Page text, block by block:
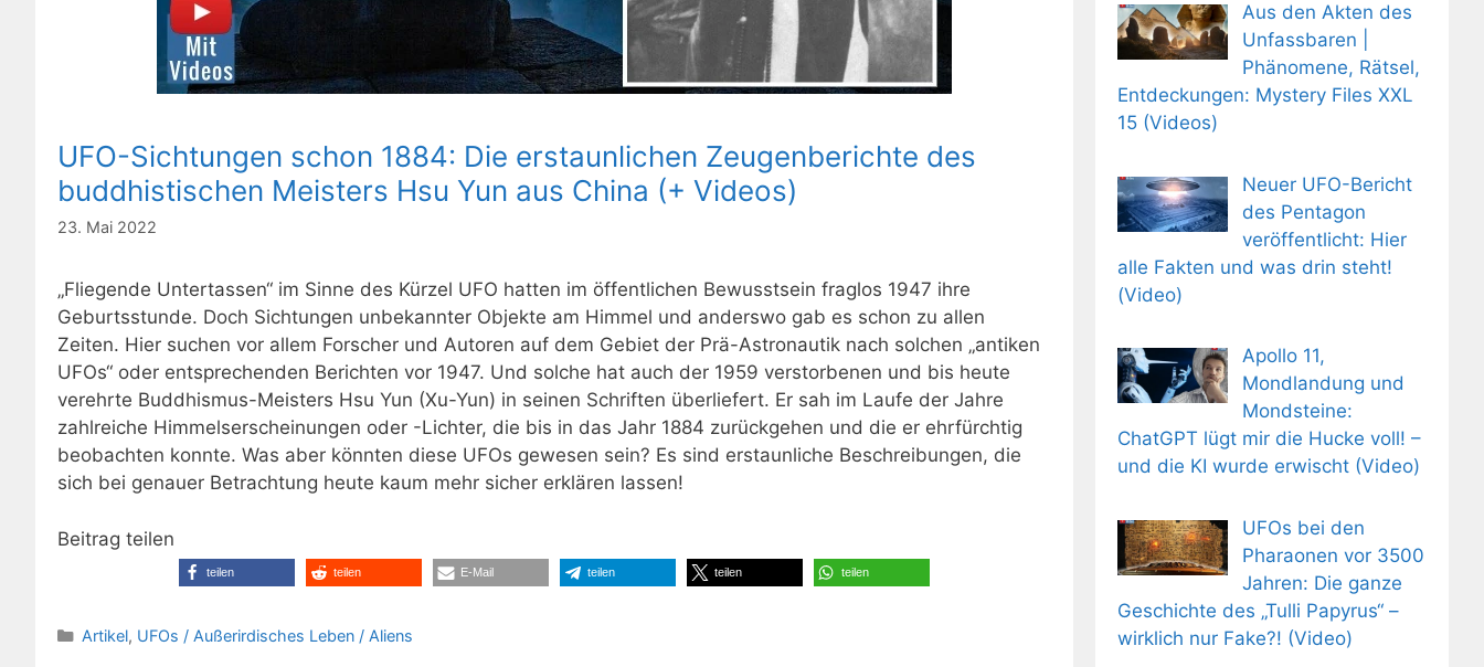
UFO-Sichtungen schon 1884: Die erstaunlichen Zeugenberichte des
buddhistischen Meisters Hsu Yun aus China (+ Videos)
23. Mai 2022
„Fliegende Untertassen“ im Sinne des Kürzel UFO hatten im öffentlichen Bewusstsein fraglos 1947 ihre
Geburtsstunde. Doch Sichtungen unbekannter Objekte am Himmel und anderswo gab es schon zu allen
Zeiten. Hier suchen vor allem Forscher und Autoren auf dem Gebiet der Prä-Astronautik nach solchen „antiken
UFOs“ oder entsprechenden Berichten vor 1947. Und solche hat auch der 1959 verstorbenen und bis heute
verehrte Buddhismus-Meisters Hsu Yun (Xu-Yun) in seinen Schriften überliefert. Er sah im Laufe der Jahre
zahlreiche Himmelserscheinungen oder -Lichter, die bis in das Jahr 1884 zurückgehen und die er ehrfürchtig
beobachten konnte. Was aber könnten diese UFOs gewesen sein? Es sind erstaunliche Beschreibungen, die
sich bei genauer Betrachtung heute kaum mehr sicher erklären lassen!
Beitrag teilen
teilen teilen E-Mail teilen teilen teilen
Kategorien
Artikel, UFOs / Außerirdisches Leben / Aliens
Aus den Akten des
Unfassbaren |
Phänomene, Rätsel,
Entdeckungen: Mystery Files XXL
15 (Videos)
Neuer UFO-Bericht
des Pentagon
veröffentlicht: Hier
alle Fakten und was drin steht!
(Video)
Apollo 11,
Mondlandung und
Mondsteine:
ChatGPT lügt mir die Hucke voll! –
und die KI wurde erwischt (Video)
UFOs bei den
Pharaonen vor 3500
Jahren: Die ganze
Geschichte des „Tulli Papyrus“ –
wirklich nur Fake?! (Video)